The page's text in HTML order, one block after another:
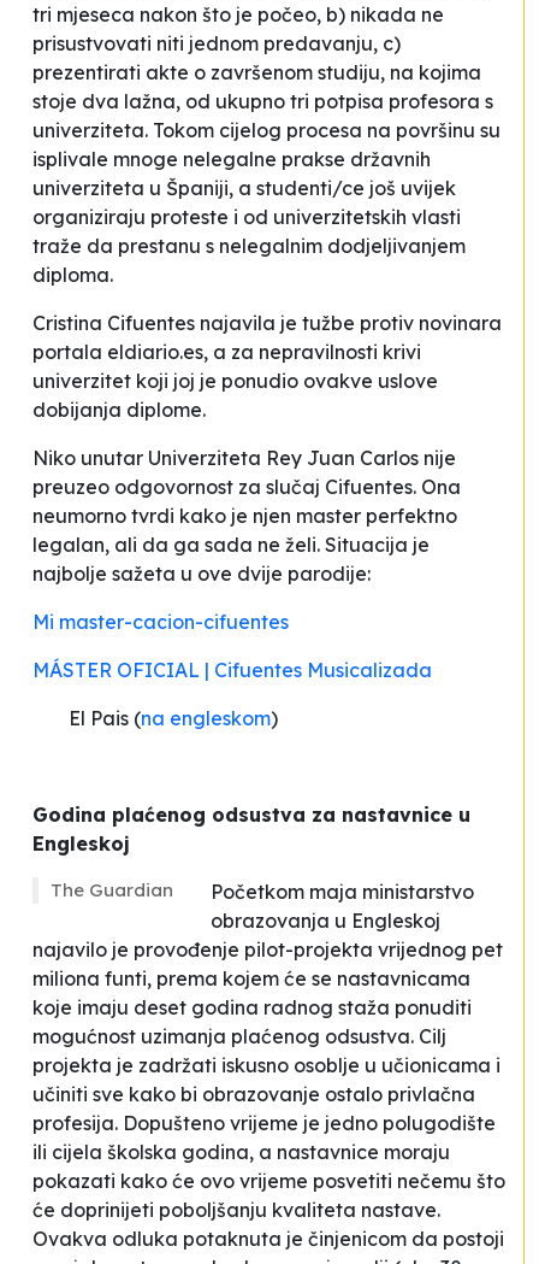
tri mjeseca nakon što je počeo, b) nikada ne
prisustvovati niti jednom predavanju, c)
prezentirati akte o završenom studiju, na kojima
stoje dva lažna, od ukupno tri potpisa profesora s
univerziteta. Tokom cijelog procesa na površinu su
isplivale mnoge nelegalne prakse državnih
univerziteta u Španiji, a studenti/ce još uvijek
organiziraju proteste i od univerzitetskih vlasti
traže da prestanu s nelegalnim dodjeljivanjem
diploma.
Cristina Cifuentes najavila je tužbe protiv novinara
portala eldiario.es, a za nepravilnosti krivi
univerzitet koji joj je ponudio ovakve uslove
dobijanja diplome.
Niko unutar Univerziteta Rey Juan Carlos nije
preuzeo odgovornost za slučaj Cifuentes. Ona
neumorno tvrdi kako je njen master perfektno
legalan, ali da ga sada ne želi. Situacija je
najbolje sažeta u ove dvije parodije:
Mi master-cacion-cifuentes
MÁSTER OFICIAL | Cifuentes Musicalizada
El Pais (na engleskom)
Godina plaćenog odsustva za nastavnice u
Engleskoj
The Guardian
Početkom maja ministarstvo
obrazovanja u Engleskoj
najavilo je provođenje pilot-projekta vrijednog pet
miliona funti, prema kojem će se nastavnicama
koje imaju deset godina radnog staža ponuditi
mogućnost uzimanja plaćenog odsustva. Cilj
projekta je zadržati iskusno osoblje u učionicama i
učiniti sve kako bi obrazovanje ostalo privlačna
profesija. Dopušteno vrijeme je jedno polugodište
ili cijela školska godina, a nastavnice moraju
pokazati kako će ovo vrijeme posvetiti nečemu što
će doprinijeti poboljšanju kvaliteta nastave.
Ovakva odluka potaknuta je činjenicom da postoji